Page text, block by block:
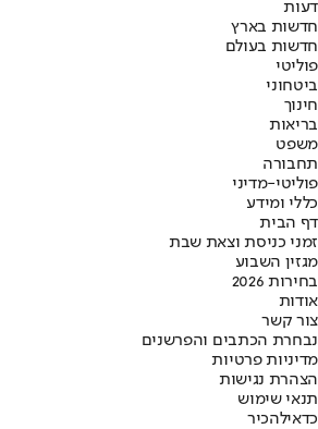
דעות
חדשות בארץ
חדשות בעולם
פוליטי
ביטחוני
חינוך
בריאות
משפט
תחבורה
פוליטי-מדיני
כללי ומידע
דף הבית
זמני כניסת וצאת שבת
מגזין השבוע
בחירות 2026
אודות
צור קשר
נבחרת הכתבים והפרשנים
מדיניות פרטיות
הצהרת נגישות
תנאי שימוש
כדאילהכיר